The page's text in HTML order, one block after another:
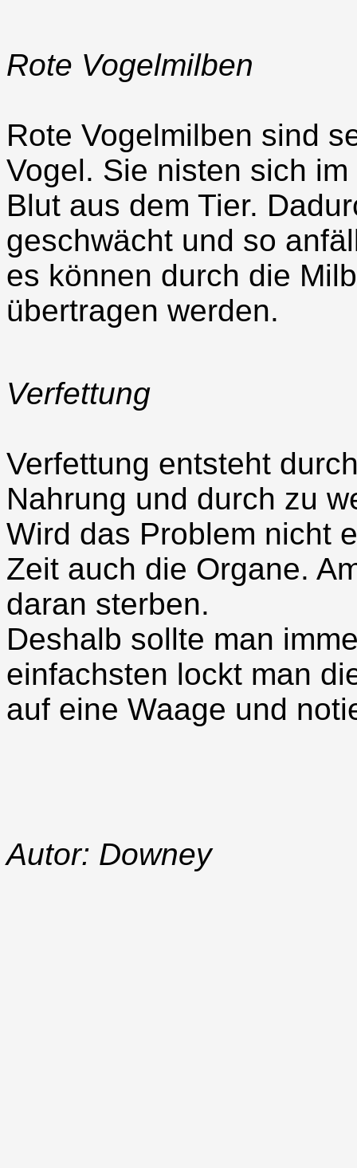
Rote Vogelmilben
Rote Vogelmilben sind
Vogel. Sie nisten sich
Blut aus dem Tier.
geschwächt und so
es können durch die
übertragen werden.
Verfettung
Verfettung entsteht
Nahrung und durch zu
Wird das Problem nicht
Zeit auch die Organe.
daran sterben.
Deshalb sollte man
einfachsten lockt man
auf eine Waage und
Autor: Downey